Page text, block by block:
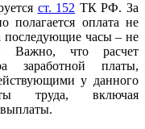
ст. 152 ТК РФ. За
полагается оплата не
последующие часы – не
Важно, что расчет
заработной платы,
у данного
труда, включая